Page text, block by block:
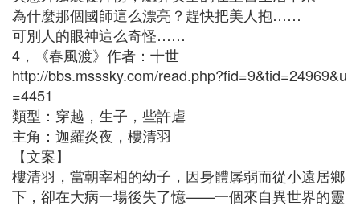
為什麼那個國師這么漂亮？趕快把美人抱……
可別人的眼神這么奇怪……
4，《春風渡》作者：十世
http://bbs.msssky.com/read.php?fid=9&tid=24969&u
=4451
類型：穿越，生子，些許虐
主角：迦羅炎夜，樓清羽
【文案】
樓清羽，當朝宰相的幼子，因身體孱弱而從小遠居鄉
下，卻在大病一場後失了憶——一個來自異世界的靈